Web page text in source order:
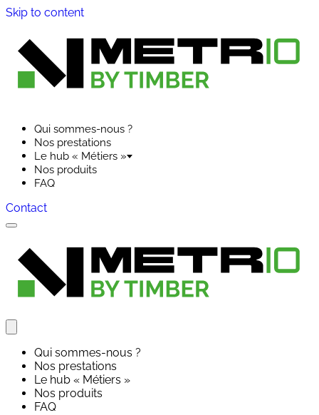
Skip to content
Qui sommes-nous ?
Nos prestations
Le hub « Métiers »
Nos produits
FAQ
Contact
Qui sommes-nous ?
Nos prestations
Le hub « Métiers »
Commerces de Bouche
Nos produits
FAQ